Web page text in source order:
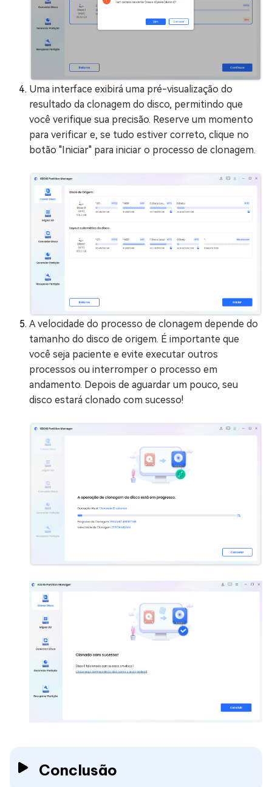
Uma interface exibirá uma pré-visualização do
resultado da clonagem do disco, permitindo que
você verifique sua precisão. Reserve um momento
para verificar e, se tudo estiver correto, clique no
botão "Iniciar" para iniciar o processo de clonagem.
A velocidade do processo de clonagem depende do
tamanho do disco de origem. É importante que
você seja paciente e evite executar outros
processos ou interromper o processo em
andamento. Depois de aguardar um pouco, seu
disco estará clonado com sucesso!
Conclusão